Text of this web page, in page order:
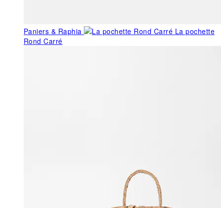
Paniers & Raphia
La pochette
Rond Carré